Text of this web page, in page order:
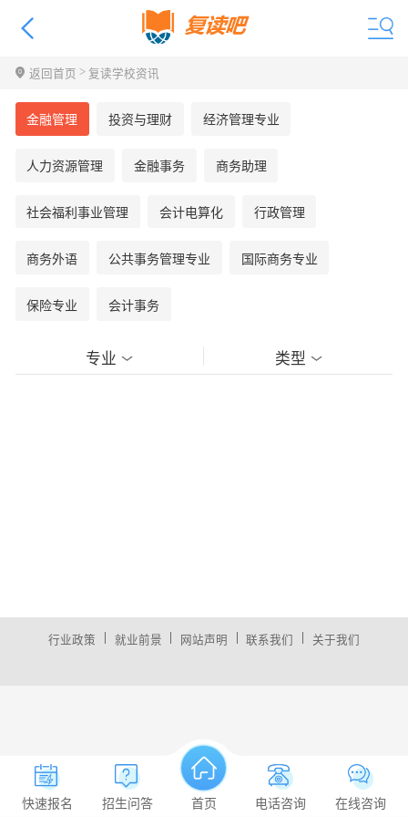
返回首页 > 复读学校资讯
金融管理 投资与理财 经济管理专业
人力资源管理 金融事务 商务助理
社会福利事业管理 会计电算化 行政管理
商务外语 公共事务管理专业 国际商务专业
保险专业 会计事务
专业 类型
行业政策 | 就业前景 | 网站声明 | 联系我们 | 关于我们
快速报名 招生问答 首页 电话咨询 在线咨询